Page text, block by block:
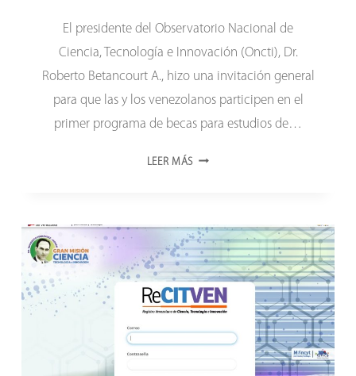
El presidente del Observatorio Nacional de
Ciencia, Tecnología e Innovación (Oncti), Dr.
Roberto Betancourt A., hizo una invitación general
para que las y los venezolanos participen en el
primer programa de becas para estudios de…
LEER MÁS PRESIDENTE
A
PARTICIPAR
EN
PROGRAMA
DE
BECAS
PARA